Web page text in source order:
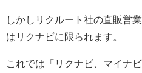
しかしリクルート社の直販営
はリクナビに限られます。
これでは「リクナビ、マイナ